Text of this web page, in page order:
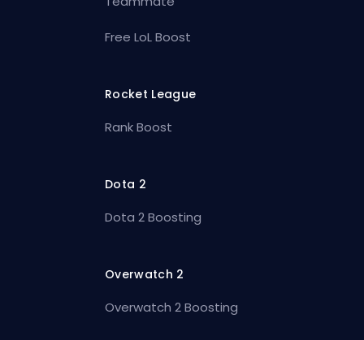
Free LoL Boost
Rocket League
Rank Boost
Dota 2
Dota 2 Boosting
Overwatch 2
Overwatch 2 Boosting